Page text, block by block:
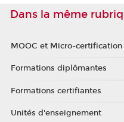
Dans la même
MOOC et Micro-certification
Formations diplômantes
Formations certifiantes
Unités d'enseignement